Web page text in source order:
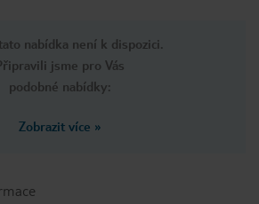
nabídka není k dispozici.
jsme pro Vás
podobné nabídky:
Zobrazit více »